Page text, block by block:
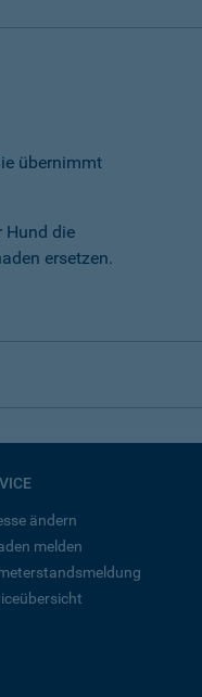
übernimmt
Hund die
ersetzen.
ändern
melden